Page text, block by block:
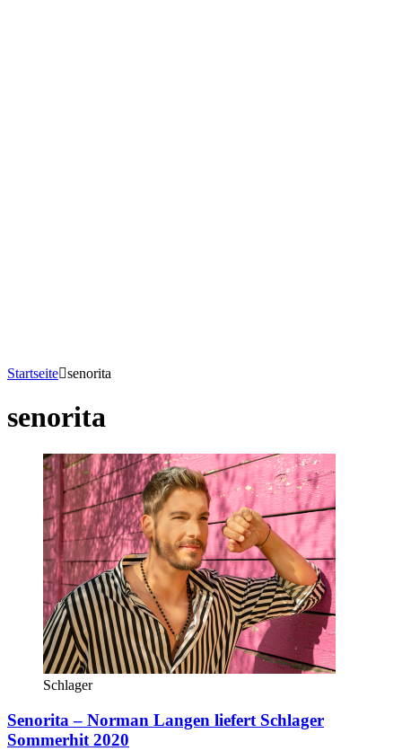
Startseite senorita
senorita
Schlager
Senorita – Norman Langen liefert Schlager
Sommerhit 2020